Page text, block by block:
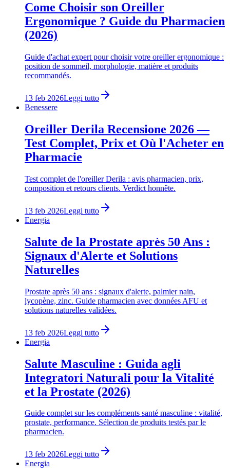
Come Choisir son Oreiller
Ergonomique ? Guide du Pharmacien
(2026)
Guide d'achat expert pour choisir votre oreiller ergonomique :
position de sommeil, morphologie, matière et produits
recommandés.
13 feb 2026Leggi tutto
Benessere
Oreiller Derila Recensione 2026 —
Test Complet, Prix et Où l'Acheter en
Pharmacie
Test complet de l'oreiller Derila : avis pharmacien, prix,
composition et retours clients. Verdict honnête.
13 feb 2026Leggi tutto
Energia
Salute de la Prostate après 50 Ans :
Signaux d'Alerte et Solutions
Naturelles
Prostate après 50 ans : signaux d'alerte, palmier nain,
lycopène, zinc. Guide pharmacien avec données AFU et
solutions naturelles validées.
13 feb 2026Leggi tutto
Energia
Salute Masculine : Guida agli
Integratori Naturali pour la Vitalité
et la Prostate (2026)
Guide complet sur les compléments santé masculine : vitalité,
prostate, performance. Sélection de produits testés par le
pharmacien.
13 feb 2026Leggi tutto
Energia